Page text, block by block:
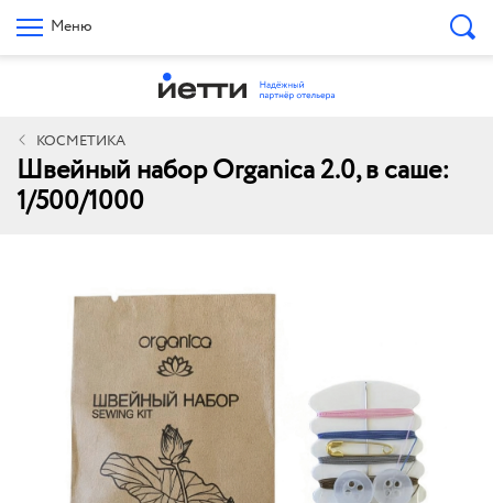
Меню
КОСМЕТИКА
Швейный набор Organica 2.0, в саше:
1/500/1000